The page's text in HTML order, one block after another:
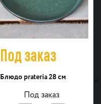
Под заказ
Блюдо prateria 28 см
Под заказ